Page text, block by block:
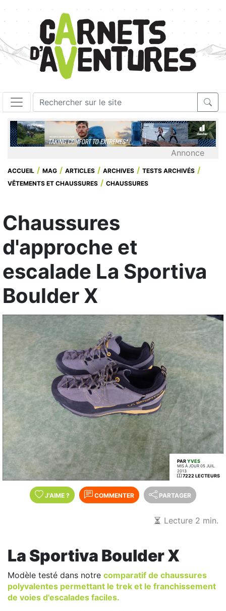
Annonce
ACCUEIL MAG ARTICLES ARCHIVES
TESTS ARCHIVÉS
VÊTEMENTS ET CHAUSSURES
CHAUSSURES
Chaussures
d'approche et
escalade La Sportiva
Boulder X
PARYVES
MIS À JOUR 05 JUIL.
2013
7222 LECTEURS
J'AIME ? COMMENTER PARTAGER
Lecture 2 min.
La Sportiva Boulder X
Modèle testé dans notre comparatif de chaussures
polyvalentes permettant le trek et le franchissement
de voies d'escalades faciles.